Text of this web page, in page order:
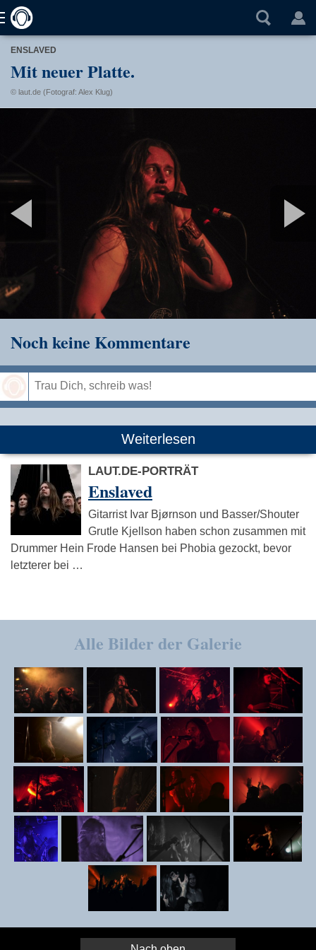
ENSLAVED
Mit neuer Platte.
© laut.de (Fotograf: Alex Klug)
Noch keine Kommentare
Weiterlesen
LAUT.DE-PORTRÄT
Enslaved
Gitarrist Ivar Bjørnson und Basser/Shouter
Grutle Kjellson haben schon zusammen mit
Drummer Hein Frode Hansen bei Phobia gezockt, bevor
letzterer bei …
Alle Bilder der Galerie